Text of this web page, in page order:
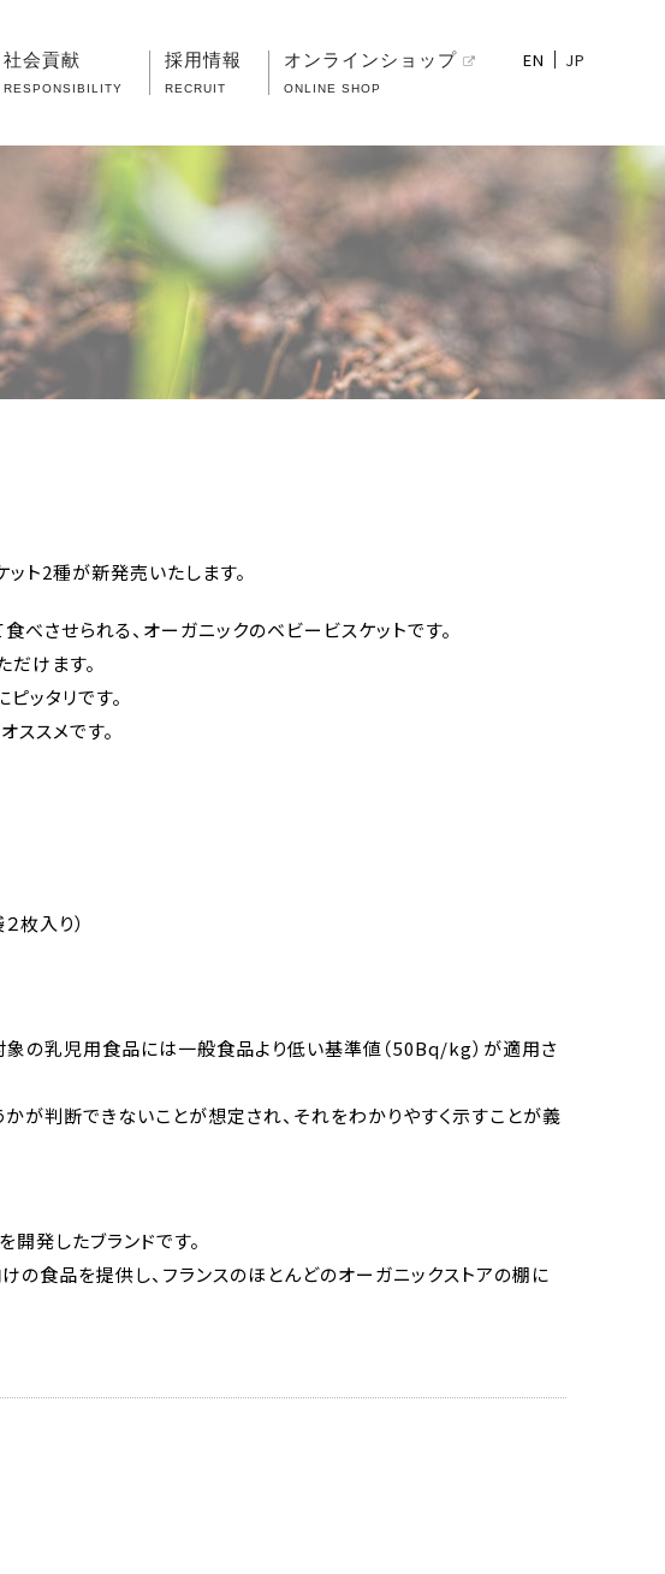
社会貢献
RESPONSIBILITY
採用情報
RECRUIT
オンラインショップ
ONLINE SHOP
EN JP
ット2種が新発売いたします。
べさせられる、オーガニックのベビービスケットです。
けます。
ッタリです。
ススメです。
枚入り）
の乳児用食品には一般食品より低い基準値（50Bq/kg）が適用さ
判断できないことが想定され、それをわかりやすく示すことが義
発したブランドです。
食品を提供し、フランスのほとんどのオーガニックストアの棚に